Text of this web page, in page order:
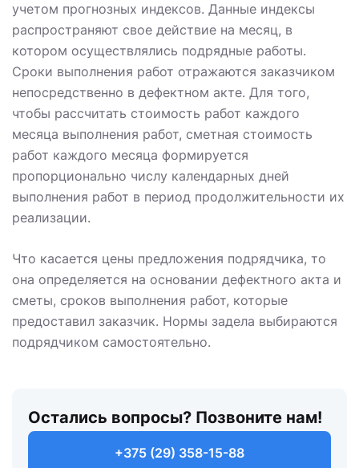
учетом прогнозных индексов. Данные индексы
распространяют свое действие на месяц, в
котором осуществлялись подрядные работы.
Сроки выполнения работ отражаются заказчиком
непосредственно в дефектном акте. Для того,
чтобы рассчитать стоимость работ каждого
месяца выполнения работ, сметная стоимость
работ каждого месяца формируется
пропорционально числу календарных дней
выполнения работ в период продолжительности их
реализации.
Что касается цены предложения подрядчика, то
она определяется на основании дефектного акта и
сметы, сроков выполнения работ, которые
предоставил заказчик. Нормы задела выбираются
подрядчиком самостоятельно.
Остались вопросы? Позвоните нам!
+375 (29) 358-15-88